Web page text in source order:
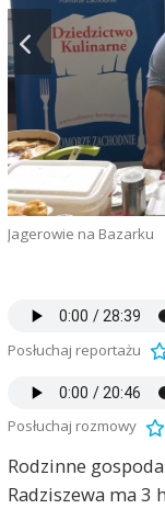
Jagerowie na Bazarku
Posłuchaj reportażu
Posłuchaj rozmowy
Rodzinne
Radziszewa ma 3